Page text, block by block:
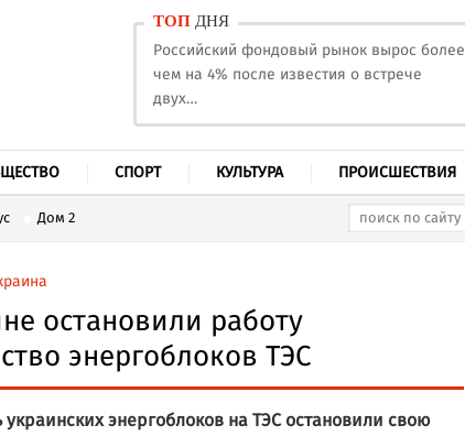
ТОП ДНЯ
Российский фондовый рынок вырос более
чем на 4% после известия о встрече
двух…
СПОРТ КУЛЬТУРА ПРОИСШЕСТВИЯ
Дом 2
остановили работу
энергоблоков ТЭС
энергоблоков на ТЭС остановили свою